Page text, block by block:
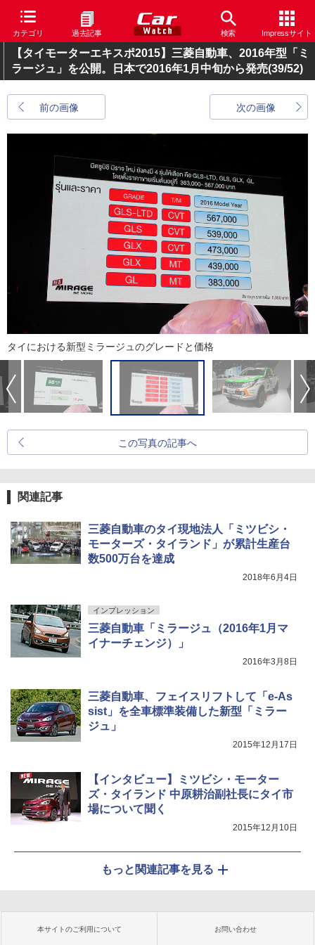
カテゴリ 過去記事 検索 Impressサイト
【タイモーターエキスポ2015】三菱自動車、2016年型「ミ
ラージュ」を公開。日本で2016年1月中旬から発売(39/52)
前の画像 次の画像
タイにおける新型ミラージュのグレードと価格
この写真の記事へ
関連記事
三菱自動車のタイ現地法人「ミツビシ・
モーターズ・タイランド」が累計生産台
数500万台を達成
2018年6月4日
インプレッション
三菱自動車「ミラージュ（2016年1月マ
イナーチェンジ）」
2016年3月8日
三菱自動車、フェイスリフトして「e-As
sist」を全車標準装備した新型「ミラー
ジュ」
2015年12月17日
【インタビュー】ミツビシ・モーター
ズ・タイランド 中原耕治副社長にタイ市
場について聞く
2015年12月10日
もっと関連記事を見る
本サイトのご利用について お問い合わせ